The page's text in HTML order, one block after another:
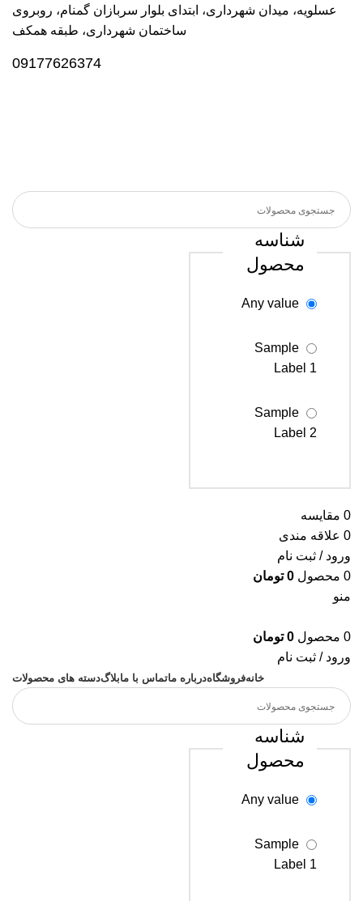
عسلویه، میدان شهرداری، ابتدای بلوار سربازان گمنام، روبروی
ساختمان شهرداری، طبقه همکف
09177626374
شناسه
محصول
Sample
Label 1
Sample
Label 2
0 مقایسه
0 علاقه مندی
ورود / ثبت نام
0 محصول 0 تومان
منو
0 محصول 0 تومان
ورود / ثبت نام
خانهفروشگاهدرباره ماتماس با مابلاگدسته های محصولات
شناسه
محصول
Sample
Label 1